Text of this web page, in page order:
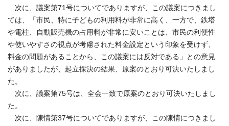
次に、議案第71号についてでありますが、この議案につきまし
ては、「市民、特に子どもの利用料が非常に高く、一方で、鉄塔
や電柱、自動販売機の占用料が非常に安いことは、市民の利便性
や使いやすさの視点が考慮された料金設定という印象を受けず、
料金の問題があることから、この議案には反対である」との意見
がありましたが、起立採決の結果、原案のとおり可決いたしまし
た。
次に、議案第75号は、全会一致で原案のとおり可決いたしまし
た。
次に、陳情第37号についてでありますが、この陳情につきまし